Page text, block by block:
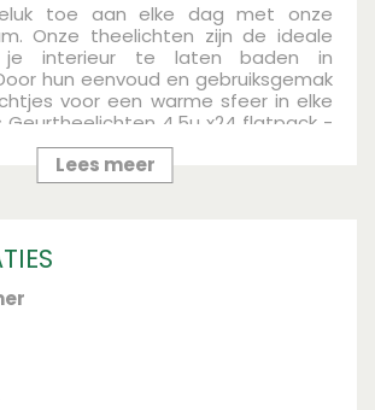
toe aan elke dag met onze
Onze theelichten zijn de ideale
je interieur te laten baden in
hun eenvoud en gebruiksgemak
voor een warme sfeer in elke
Geurtheelichten 4,5u x24 flatpack -
Lees meer